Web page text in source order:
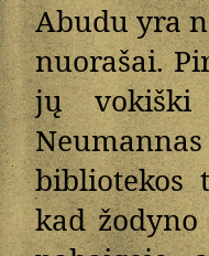
Abudu yra
nuorašai.
jų vokiški
bibliotekos
kad